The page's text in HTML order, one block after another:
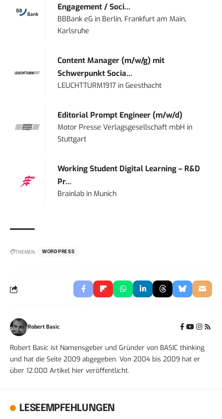
Engagement / Soci...
BBBank eG in Berlin, Frankfurt am Main,
Karlsruhe
Content Manager (m/w/g) mit
Schwerpunkt Socia...
LEUCHTTURM1917 inGeesthacht
Editorial Prompt Engineer (m/w/d)
Motor Presse Verlagsgesellschaft mbH in
Stuttgart
Working Student Digital Learning – R&D
Pr...
Brainlab inMunich
THEMEN: WORDPRESS
Robert Basic
Robert Basic ist Namensgeber und Gründer von BASIC thinking
und hat die Seite 2009 abgegeben. Von 2004 bis 2009 hat er
über 12.000 Artikel hier veröffentlicht.
LESEEMPFEHLUNGEN